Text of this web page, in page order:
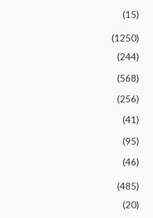
(15)
(1250)
(244)
(568)
(256)
(41)
(95)
(46)
(485)
(20)